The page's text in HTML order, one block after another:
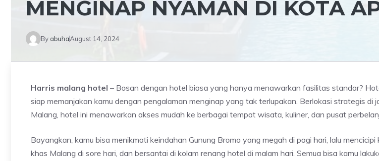
MENGINAP NYAMAN DI KOTA
By abuhaAugust 14, 2024
Harris malang hotel – Bosan dengan hotel biasa yang hanya menawarkan fasilitas standar?
siap memanjakan kamu dengan pengalaman menginap yang tak terlupakan. Berlokasi strategis di
Malang, hotel ini menawarkan akses mudah ke berbagai tempat wisata, kuliner, dan pusat
Bayangkan, kamu bisa menikmati keindahan Gunung Bromo yang megah di pagi hari, lalu
khas Malang di sore hari, dan bersantai di kolam renang hotel di malam hari. Semua bisa kamu